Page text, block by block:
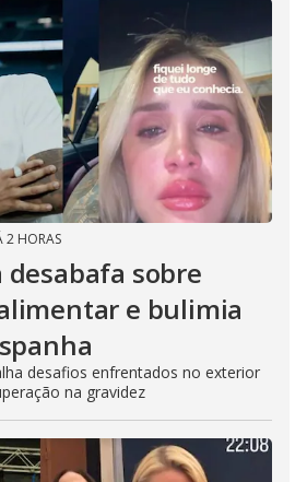
2 HORAS
desabafa sobre
e bulimia
desafios enfrentados no exterior
na gravidez